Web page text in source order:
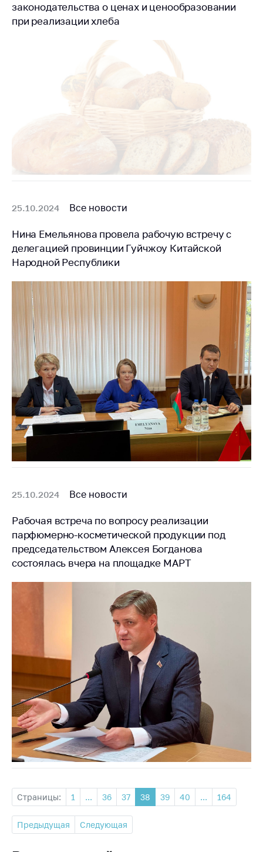
законодательства о ценах и ценообразовании
при реализации хлеба
25.10.2024 Все новости
Нина Емельянова провела рабочую встречу с
делегацией провинции Гуйчжоу Китайской
Народной Республики
25.10.2024 Все новости
Рабочая встреча по вопросу реализации
парфюмерно-косметической продукции под
председательством Алексея Богданова
состоялась вчера на площадке МАРТ
Страницы: 1 ... 36 37 38 39 40 ... 164
Предыдущая Следующая